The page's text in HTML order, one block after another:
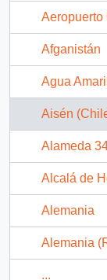
Aeropuerto
Afganistán
Agua
Aisén
Alameda
Alcalá de
Alemania
Alemania
...